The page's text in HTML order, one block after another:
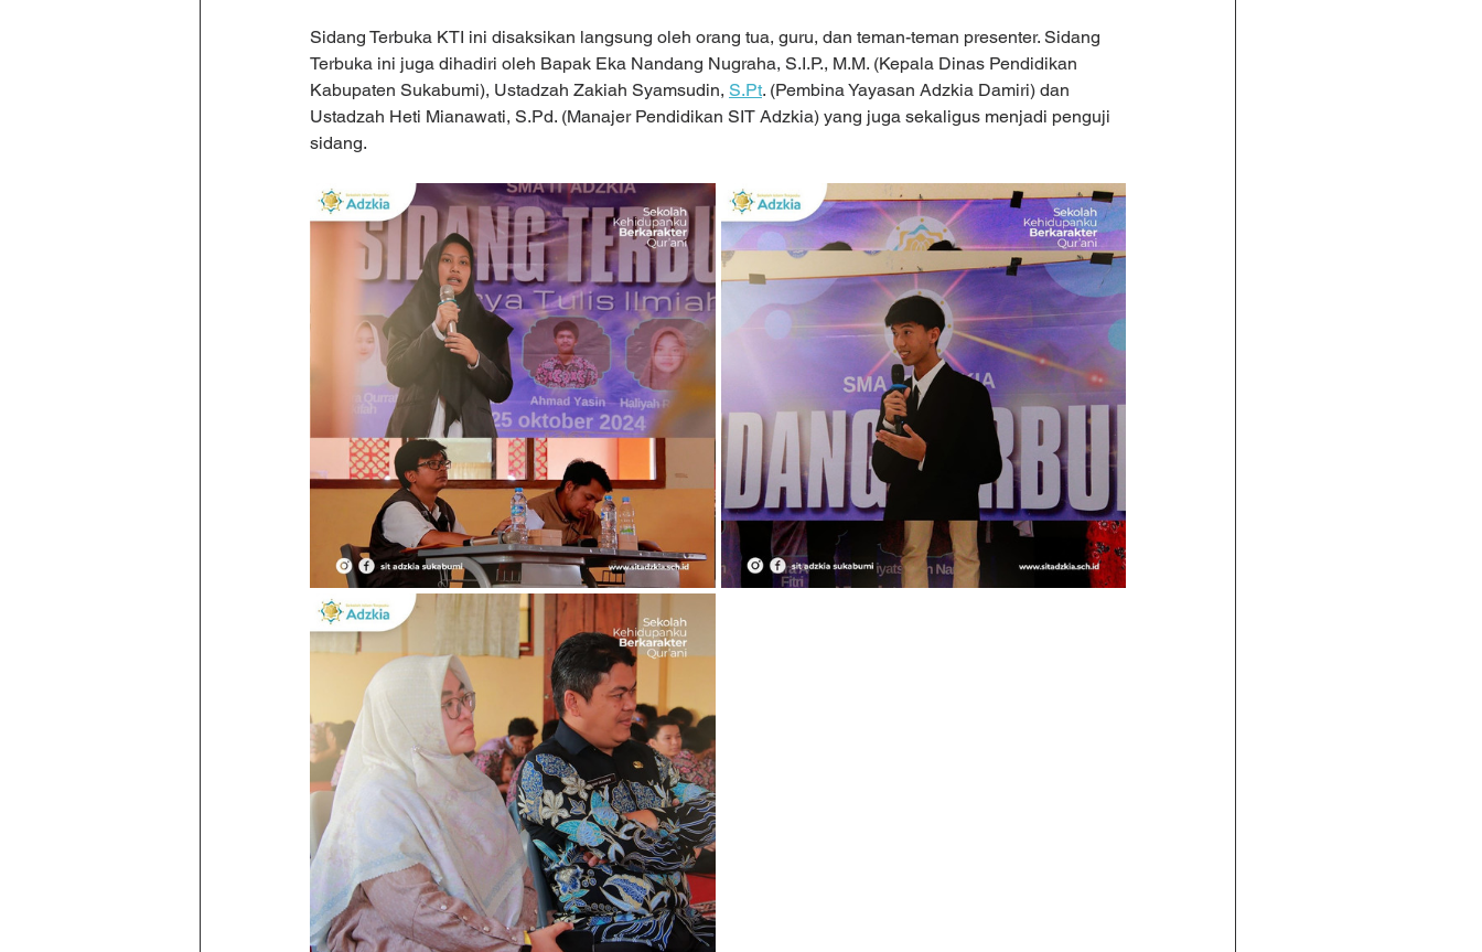
Sidang Terbuka KTI ini disaksikan langsung oleh orang tua, guru, dan teman-teman presenter. Sidang
Terbuka ini juga dihadiri oleh Bapak Eka Nandang Nugraha, S.I.P., M.M. (Kepala Dinas Pendidikan
Kabupaten Sukabumi), Ustadzah Zakiah Syamsudin, S.Pt. (Pembina Yayasan Adzkia Damiri) dan
Ustadzah Heti Mianawati, S.Pd. (Manajer Pendidikan SIT Adzkia) yang juga sekaligus menjadi penguji
sidang.